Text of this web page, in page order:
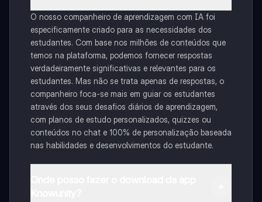
O nosso companheiro de aprendizagem com IA foi
especificamente criado para as necessidades dos
estudantes. Com base nos milhões de conteúdos que
temos na plataforma, podemos fornecer respostas
verdadeiramente significativas e relevantes para os
estudantes. Mas não se trata apenas de respostas, o
companheiro foca-se mais em guiar os estudantes
através dos seus desafios diários de aprendizagem,
com planos de estudo personalizados, quizzes ou
conteúdos no chat e 100% de personalização baseada
nas habilidades e desenvolvimentos do estudante.